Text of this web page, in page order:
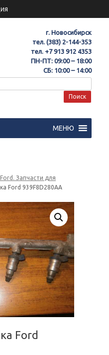
г. Новосибирск
тел. (383) 2-144-353
тел. +7 913 912 4353
ПН-ПТ: 09:00 – 18:00
СБ: 10:00 – 14:00
Поиск
МЕНЮ
Запчасти для
Ford 939F8D280AA
Ford